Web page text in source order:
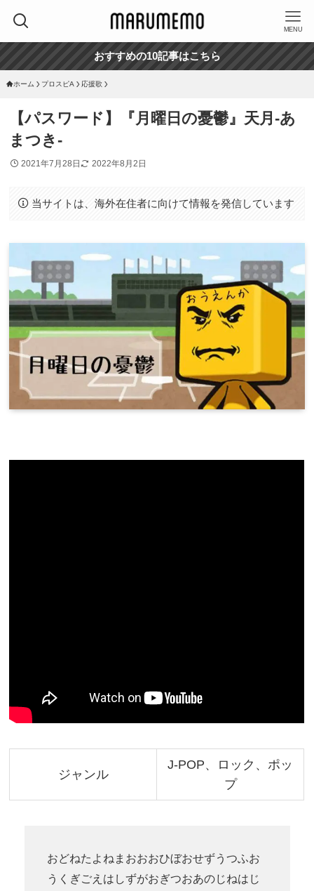
MENU
おすすめの10記事はこちら
ホーム プロスピA 応援歌
【パスワード】『月曜日の憂鬱』天月-あ
まつき-
2021年7月28日 2022年8月2日
当サイトは、海外在住者に向けて情報を発信しています
ジャンル
J-POP、ロック、ポッ
プ
おどねたよねまおおおひぼおせずうつふお
うくぎごえはしずがおぎつおあのじねはじ